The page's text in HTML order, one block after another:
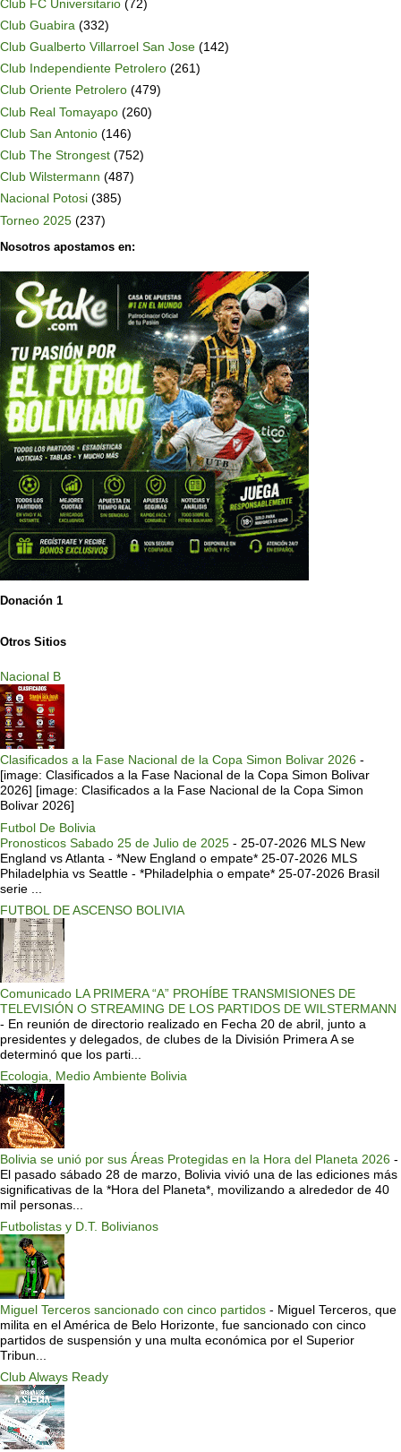
Club FC Universitario (72)
Club Guabira (332)
Club Gualberto Villarroel San Jose (142)
Club Independiente Petrolero (261)
Club Oriente Petrolero (479)
Club Real Tomayapo (260)
Club San Antonio (146)
Club The Strongest (752)
Club Wilstermann (487)
Nacional Potosi (385)
Torneo 2025 (237)
Nosotros apostamos en:
Donación 1
Otros Sitios
Nacional B
Clasificados a la Fase Nacional de la Copa Simon Bolivar 2026 -
[image: Clasificados a la Fase Nacional de la Copa Simon Bolivar
2026] [image: Clasificados a la Fase Nacional de la Copa Simon
Bolivar 2026]
Futbol De Bolivia
Pronosticos Sabado 25 de Julio de 2025 - 25-07-2026 MLS New
England vs Atlanta - *New England o empate* 25-07-2026 MLS
Philadelphia vs Seattle - *Philadelphia o empate* 25-07-2026 Brasil
serie ...
FUTBOL DE ASCENSO BOLIVIA
Comunicado LA PRIMERA “A” PROHÍBE TRANSMISIONES DE
TELEVISIÓN O STREAMING DE LOS PARTIDOS DE WILSTERMANN
- En reunión de directorio realizado en Fecha 20 de abril, junto a
presidentes y delegados, de clubes de la División Primera A se
determinó que los parti...
Ecologia, Medio Ambiente Bolivia
Bolivia se unió por sus Áreas Protegidas en la Hora del Planeta 2026 -
El pasado sábado 28 de marzo, Bolivia vivió una de las ediciones más
significativas de la *Hora del Planeta*, movilizando a alrededor de 40
mil personas...
Futbolistas y D.T. Bolivianos
Miguel Terceros sancionado con cinco partidos - Miguel Terceros, que
milita en el América de Belo Horizonte, fue sancionado con cinco
partidos de suspensión y una multa económica por el Superior
Tribun...
Club Always Ready